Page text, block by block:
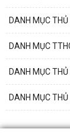
DANH MỤC
DANH MỤC
DANH MỤC
DANH MỤC